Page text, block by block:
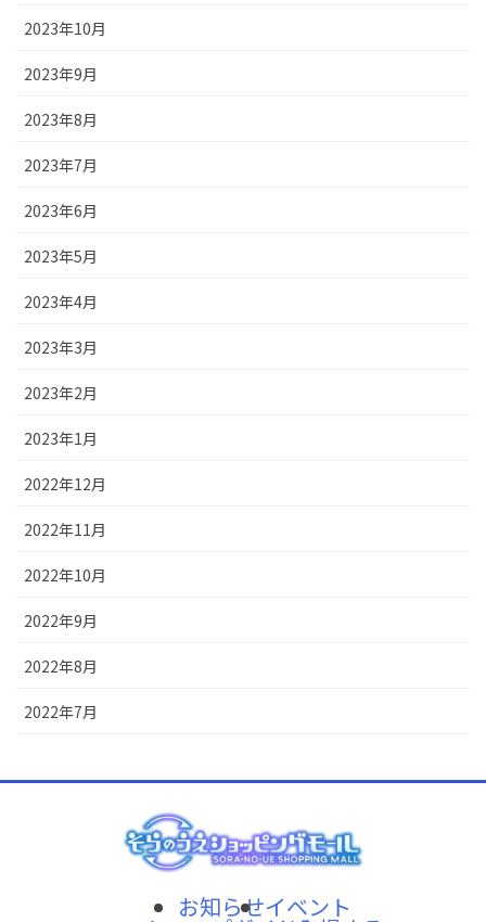
2023年10月
2023年9月
2023年8月
2023年7月
2023年6月
2023年5月
2023年4月
2023年3月
2023年2月
2023年1月
2022年12月
2022年11月
2022年10月
2022年9月
2022年8月
2022年7月
お知らせイベント